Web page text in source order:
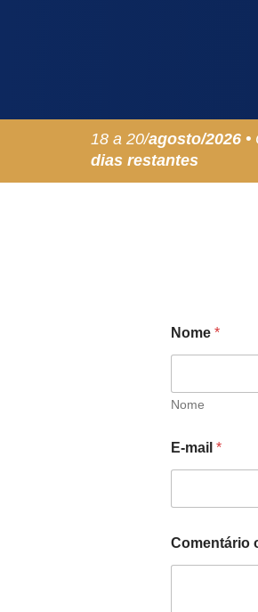
18 a 20/agosto/2026 •
dias restantes
Nome *
Nome
E-mail *
Comentário